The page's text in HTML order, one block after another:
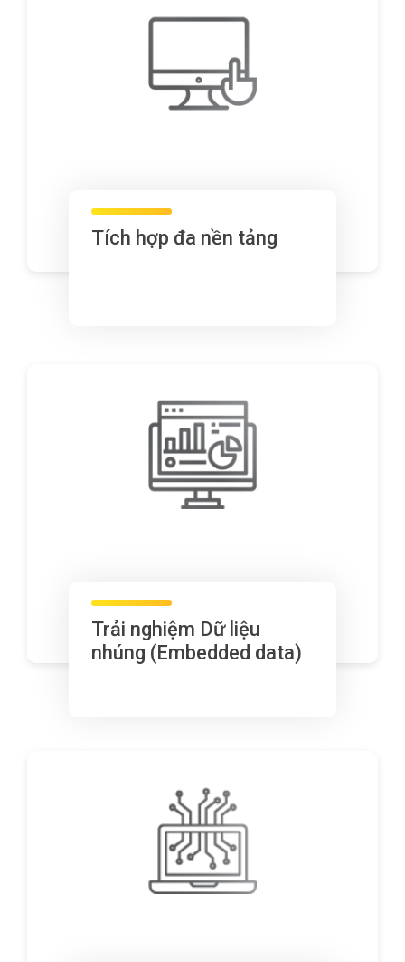
Tích hợp đa nền tảng
Trải nghiệm Dữ liệu
nhúng (Embedded data)